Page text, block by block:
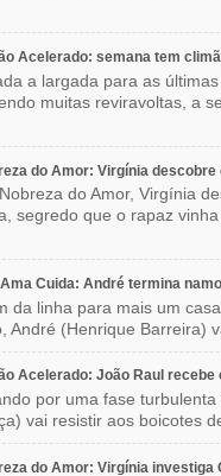
Acelerado: semana tem
a largada para as
muitas reviravoltas, a
do Amor: Virgínia descobre
do Amor, Virgínia
segredo que o rapaz
Cuida: André termina
da linha para mais um
André (Henrique Barreira)
Acelerado: João Raul recebe
por uma fase
vai resistir aos boicotes
do Amor: Virgínia investiga